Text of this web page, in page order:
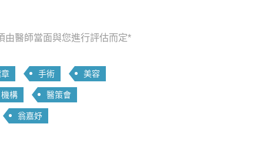
由醫師當面與您進行評估而定*
手術 美容
機構 醫策會
翁嘉妤